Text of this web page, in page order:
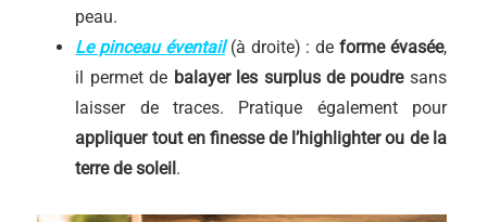
peau.
Le pinceau éventail(à droite) : de forme évasée,
il permet de balayer les surplus de poudresans
laisser de traces. Pratique également pour
appliquer tout en finesse de l’highlighter ou de la
terre de soleil.